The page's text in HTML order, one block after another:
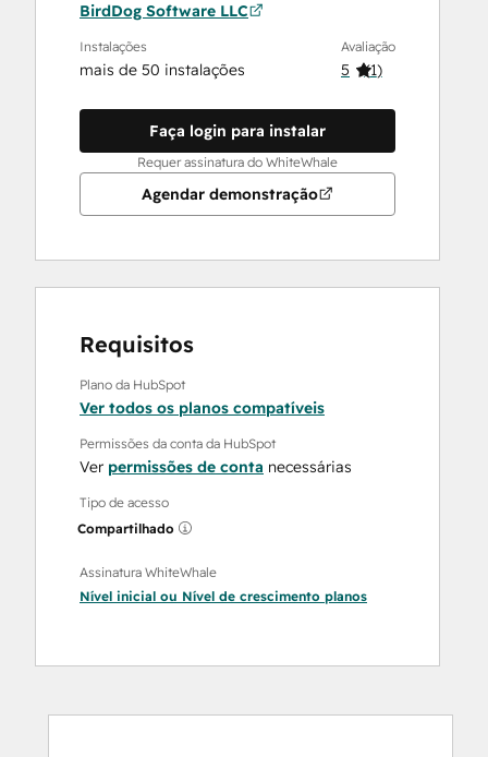
BirdDog Software LLC
Instalações
mais de 50 instalações
Avaliação
5 (1)
Faça login para instalar
Requer assinatura do WhiteWhale
Agendar demonstração
Requisitos
Plano da HubSpot
Ver todos os planos compatíveis
Permissões da conta da HubSpot
Ver permissões de conta necessárias
Tipo de acesso
Compartilhado
Assinatura WhiteWhale
Nível inicial ou Nível de crescimento planos